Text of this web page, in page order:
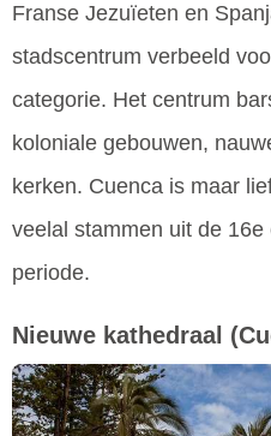
Franse Jezuïeten en
stadscentrum verbeeld
categorie. Het centrum
koloniale gebouwen,
kerken. Cuenca is maar
veelal stammen uit de
periode.
Nieuwe kathedraal